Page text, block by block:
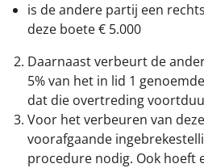
is de andere partij een
deze boete € 5.000
Daarnaast verbeurt de
5% van het in lid 1
dat die overtreding
Voor het verbeuren van
voorafgaande
procedure nodig. Ook hoeft